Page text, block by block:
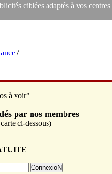
ciblées adaptés à vos centres
/
à voir"
par nos membres
ci-dessous)